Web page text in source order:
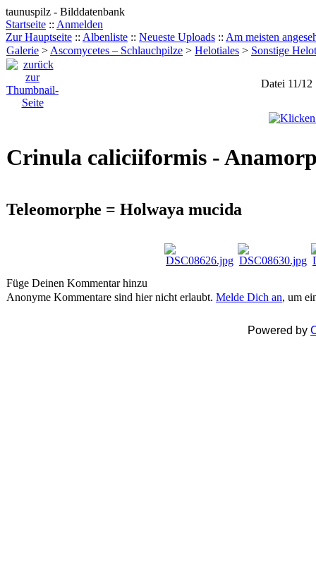
taunuspilz - Bilddatenbank
Startseite :: Anmelden
Zur Hauptseite :: Albenliste :: Neueste Uploads :: Am meisten
Galerie > Ascomycetes – Schlauchpilze > Helotiales > Sonstige
Datei 11/12
Crinula caliciiformis -
Teleomorphe = Holwaya mucida
Füge Deinen Kommentar hinzu
Anonyme Kommentare sind hier nicht erlaubt. Melde Dich an, um
Powered by